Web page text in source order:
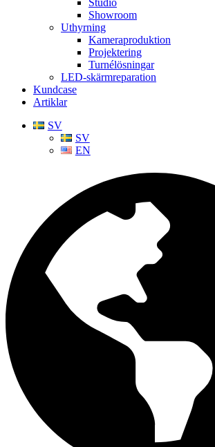
Studio
Showroom
Uthyrning
Kameraproduktion
Projektering
Turnélösningar
LED-skärmreparation
Kundcase
Artiklar
SV
SV
EN